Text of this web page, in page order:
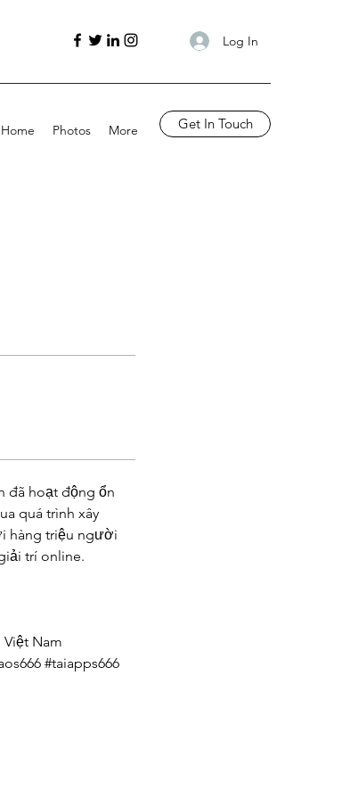
Log In
Home Photos More Get In Touch
đã hoạt động ổn
quá trình xây
hàng triệu người
trí online.
Nam
#taiapps666